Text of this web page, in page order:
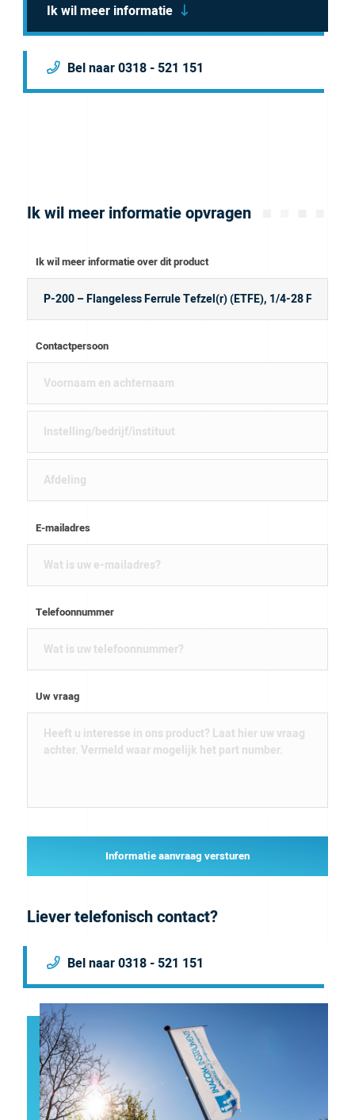
Ik wil meer informatie
Bel naar 0318 - 521 151
Ik wil meer informatie opvragen
Ik wil meer informatie over dit product
Contactpersoon
E-mailadres
Telefoonnummer
Uw vraag
Informatie aanvraag versturen
Liever telefonisch contact?
Bel naar 0318 - 521 151